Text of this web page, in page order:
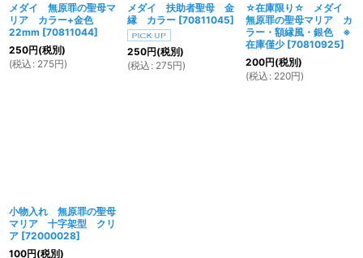
メダイ 無原罪の聖母マ
リア カラー+金色
22mm [70811044]
250円(税別)
(税込 : 275円)
メダイ 扶助者聖母 金
縁 カラー [70811045]
250円(税別)
(税込 : 275円)
☆在庫限り☆ メダイ
無原罪の聖母マリア カ
ラー・額縁風・銀色 ※
在庫僅少 [70810925]
200円(税別)
(税込 : 220円)
小物入れ 無原罪の聖母
マリア 十字架型 クリ
ア [72000028]
100円(税別)